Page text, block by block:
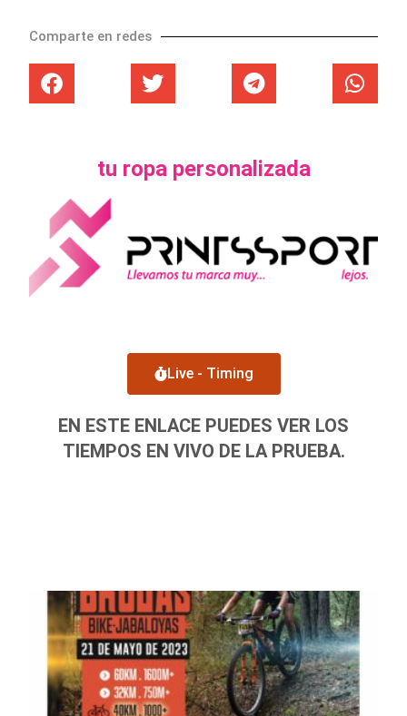
Comparte en redes
tu ropa personalizada
Live - Timing
EN ESTE ENLACE PUEDES VER LOS
TIEMPOS EN VIVO DE LA PRUEBA.